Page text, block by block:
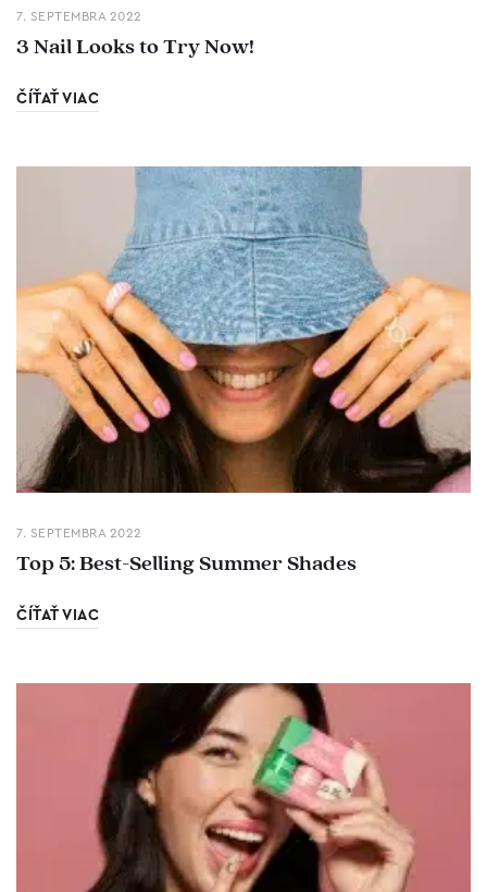
7. SEPTEMBRA 2022
3 Nail Looks to Try Now!
ČÍŤAŤ VIAC
7. SEPTEMBRA 2022
Top 5: Best-Selling Summer Shades
ČÍŤAŤ VIAC